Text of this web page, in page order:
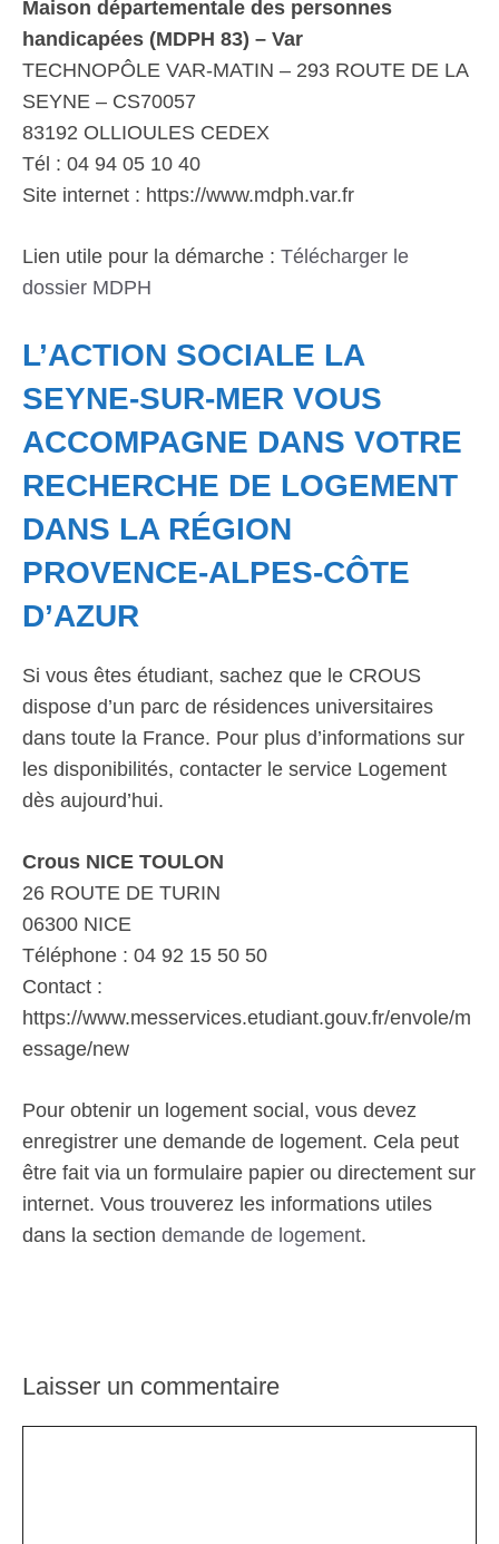
Maison départementale des personnes
handicapées (MDPH 83) – Var
TECHNOPÔLE VAR-MATIN – 293 ROUTE DE LA
SEYNE – CS70057
83192 OLLIOULES CEDEX
Tél : 04 94 05 10 40
Site internet : https://www.mdph.var.fr
Lien utile pour la démarche : Télécharger le
dossier MDPH
L’ACTION SOCIALE LA
SEYNE-SUR-MER VOUS
ACCOMPAGNE DANS VOTRE
RECHERCHE DE LOGEMENT
DANS LA RÉGION
PROVENCE-ALPES-CÔTE
D’AZUR
Si vous êtes étudiant, sachez que le CROUS
dispose d’un parc de résidences universitaires
dans toute la France. Pour plus d’informations sur
les disponibilités, contacter le service Logement
dès aujourd’hui.
Crous NICE TOULON
26 ROUTE DE TURIN
06300 NICE
Téléphone : 04 92 15 50 50
Contact :
https://www.messervices.etudiant.gouv.fr/envole/m
essage/new
Pour obtenir un logement social, vous devez
enregistrer une demande de logement. Cela peut
être fait via un formulaire papier ou directement sur
internet. Vous trouverez les informations utiles
dans la section demande de logement.
Laisser un commentaire